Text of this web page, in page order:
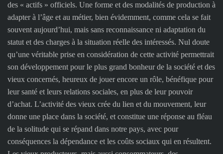
des « actifs » officiels. Une forme et des modalités de production à
adapter à l’âge et au métier, bien évidemment, comme cela se fait
souvent aujourd’hui, mais sans reconnaissance ni adaptation du
statut et des charges à la situation réelle des intéressés. Nul doute
qu’une véritable prise en considération de cette activité permettrait
son développement pour le plus grand bonheur de la société et des
vieux concernés, heureux de jouer encore un rôle, bénéfique pour
leur santé et leurs relations sociales, en plus de leur pouvoir
d’achat. L’activité des vieux crée du lien et du mouvement, leur
donne une place dans la société, et constitue une réponse au fléau
de la solitude qui se répand dans notre pays, avec pour
conséquences la dépendance et les coûts sociaux qui en résultent.